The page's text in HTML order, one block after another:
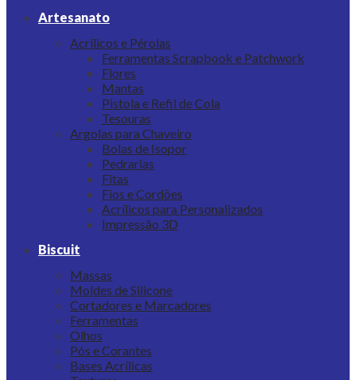
Artesanato
Acrílicos e Pérolas
Ferramentas Scrapbook e Patchwork
Flores
Mantas
Pistola e Refil de Cola
Tesouras
Argolas para Chaveiro
Bolas de Isopor
Pedrarias
Fitas
Fios e Cordões
Acrílicos para Personalizados
Impressão 3D
Biscuit
Massas
Moldes de Silicone
Cortadores e Marcadores
Ferramentas
Olhos
Pós e Corantes
Bases Acrílicas